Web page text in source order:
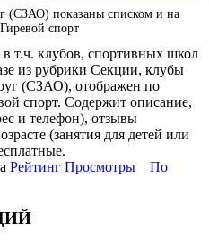
(СЗАО) показаны списком и на
спорт
т.ч. клубов, спортивных школ
из рубрики Секции, клубы
(СЗАО), отображен по
спорт. Содержит описание,
и телефон), отзывы
(занятия для детей или
Рейтинг Просмотры
По